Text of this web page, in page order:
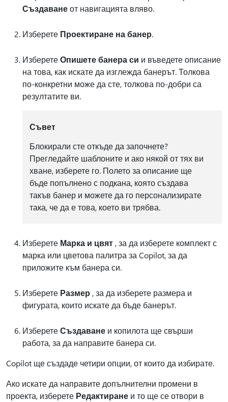
Създаванеот навигацията вляво.
Изберете Проектиране на банер.
ИзберетеОпишете банера си и въведете описание
на това, как искате да изглежда банерът. Толкова
по-конкретни може да сте, толкова по-добри са
резултатите ви.
Съвет
Блокирали сте откъде да започнете?
Прегледайте шаблоните и ако някой от тях ви
хване, изберете го. Полето за описание ще
бъде попълнено с подкана, която създава
такъв банер и можете да го персонализирате
така, че да е това, което ви трябва.
Изберете Марка и цвят, за да изберете комплект с
марка или цветова палитра за Copilot, за да
приложите към банера си.
Изберете Размер , за да изберете размера и
фигурата, които искате да бъде банерът.
ИзберетеСъздаване и копилота ще свърши
работа, за да направите банера си.
Copilot ще създаде четири опции, от които да избирате.
Ако искате да направите допълнителни промени в
проекта, изберете Редактиране и то ще се отвори в